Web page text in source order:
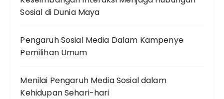
Sosial di Dunia Maya
Pengaruh Sosial Media Dalam Kampenye
Pemilihan Umum
Menilai Pengaruh Media Sosial dalam
Kehidupan Sehari-hari